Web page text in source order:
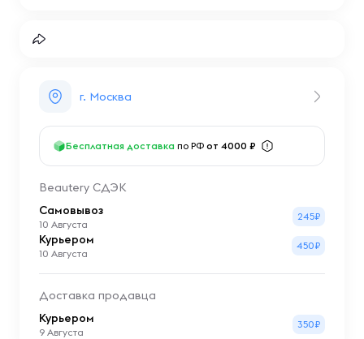
г. Москва
Бесплатная доставка по РФ от 4000 ₽
Beautery СДЭК
Самовывоз
10 Августа
245₽
Курьером
10 Августа
450₽
Доставка продавца
Курьером
9 Августа
350₽